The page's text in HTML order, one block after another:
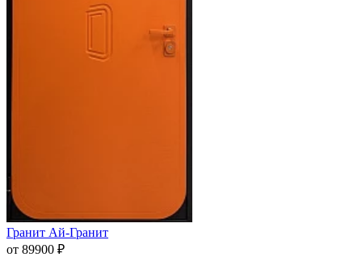
Гранит Ай-Гранит
от 89900 ₽